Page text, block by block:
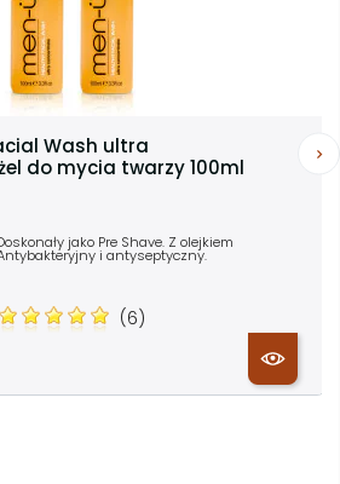
Wash ultra
do mycia twarzy 100ml
jako Pre Shave. Z olejkiem
i antyseptyczny.
(6)